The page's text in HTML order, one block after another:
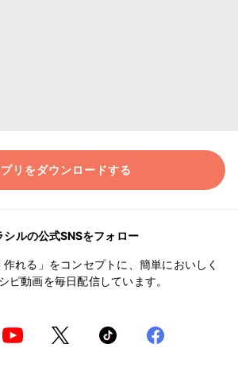
リをダウンロードする
シルの公式SNSをフォロー
作れる」をコンセプトに、簡単においしく
ピ動画を毎日配信しています。